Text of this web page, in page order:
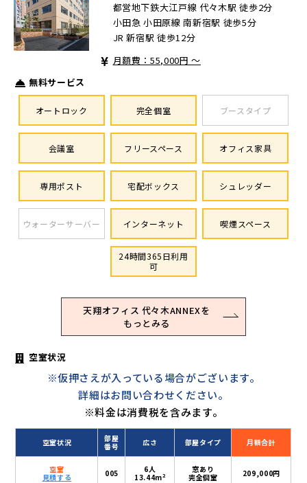
都営地下鉄大江戸線 代々木駅 徒歩2分
小田急 小田原線 南新宿駅 徒歩5分
JR 新宿駅 徒歩12分
月額費：55,000円 ～
無料サービス
オートロック 完全個室 ブースタイプ
会議室 フリースペース オフィス家具
専用ポスト 宅配ボックス シュレッダー
ウォーターサーバー インターネット 喫煙スペース
24時間365日利用
可
天翔オフィス 代々木ANNEXを
もっとみる
空室状況
※仮押さえが入っている場合がございます。
詳細はお問い合わせください。
※料金は消費税を含みます。
空室状況
部屋
番号
広さ 部屋タイプ 月額合計
空室
見積する
005
6人
13.44m2
窓あり
完全個室
209,000円